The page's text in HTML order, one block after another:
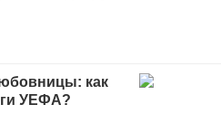
как
УЕФА?